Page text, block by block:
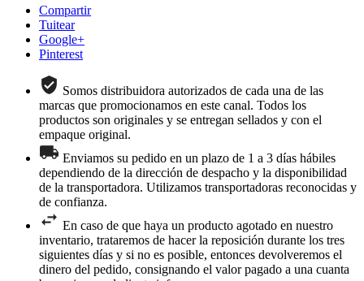
Compartir
Tuitear
Google+
Pinterest
Somos distribuidora autorizados de cada una de las
marcas que promocionamos en este canal. Todos los
productos son originales y se entregan sellados y con el
empaque original.
Enviamos su pedido en un plazo de 1 a 3 días hábiles
dependiendo de la dirección de despacho y la disponibilidad
de la transportadora. Utilizamos transportadoras reconocidas y
de confianza.
En caso de que haya un producto agotado en nuestro
inventario, trataremos de hacer la reposición durante los tres
siguientes días y si no es posible, entonces devolveremos el
dinero del pedido, consignando el valor pagado a una cuanta